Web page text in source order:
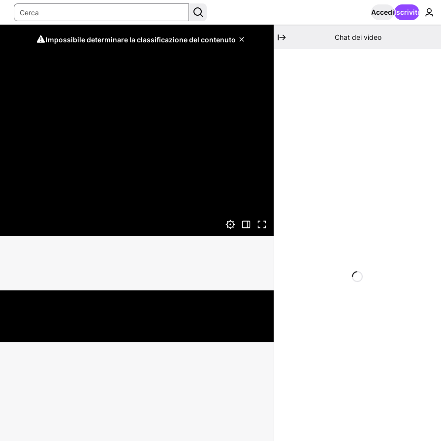
AccediIscriviti
Impossibile determinare la classificazione del contenuto Chat dei video